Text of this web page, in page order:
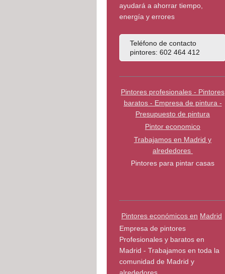
ayudará a ahorrar tiempo,
energía y errores
Teléfono de contacto
pintores: 602 464 412
Pintores profesionales - Pintores
baratos - Empresa de pintura -
Presupuesto de pintura
Pintor economico
Trabajamos en Madrid y
alrededores
Pintores para pintar casas
Pintores económicos en Madrid
Empresa de pintores
Profesionales y baratos en
Madrid - Trabajamos en toda la
comunidad de Madrid y